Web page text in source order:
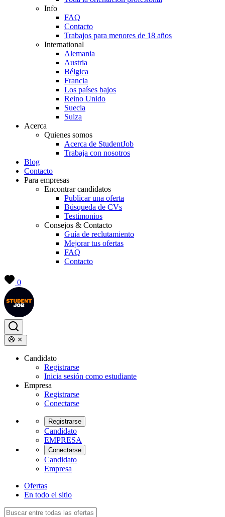
Info
FAQ
Contacto
Trabajos para menores de 18 años
International
Alemania
Austria
Bélgica
Francia
Los países bajos
Reino Unido
Suecia
Suiza
Acerca
Quienes somos
Acerca de StudentJob
Trabaja con nosotros
Blog
Contacto
Para empresas
Encontrar candidatos
Publicar una oferta
Búsqueda de CVs
Testimonios
Consejos & Contacto
Guía de reclutamiento
Mejorar tus ofertas
FAQ
Contacto
0
Candidato
Registrarse
Inicia sesión como estudiante
Empresa
Registrarse
Conectarse
Registrarse
Candidato
EMPRESA
Conectarse
Candidato
Empresa
Ofertas
En todo el sitio